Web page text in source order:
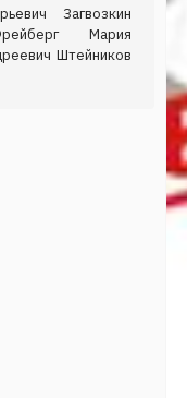
Загвозкин
Мария
Штейников